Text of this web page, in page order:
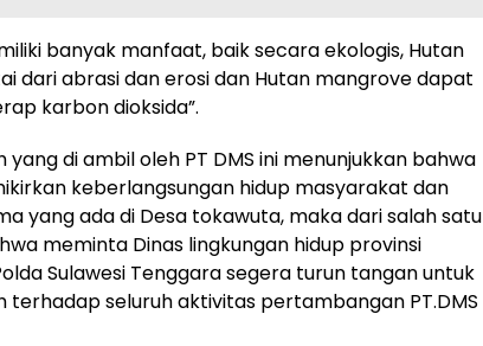
banyak manfaat, baik secara ekologis, Hutan
dari abrasi dan erosi dan Hutan mangrove dapat
karbon dioksida”.
yang di ambil oleh PT DMS ini menunjukkan bahwa
keberlangsungan hidup masyarakat dan
yang ada di Desa tokawuta, maka dari salah satu
meminta Dinas lingkungan hidup provinsi
Sulawesi Tenggara segera turun tangan untuk
terhadap seluruh aktivitas pertambangan PT.DMS